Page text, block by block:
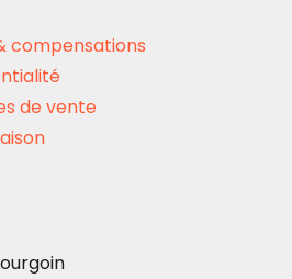
compensations
de vente